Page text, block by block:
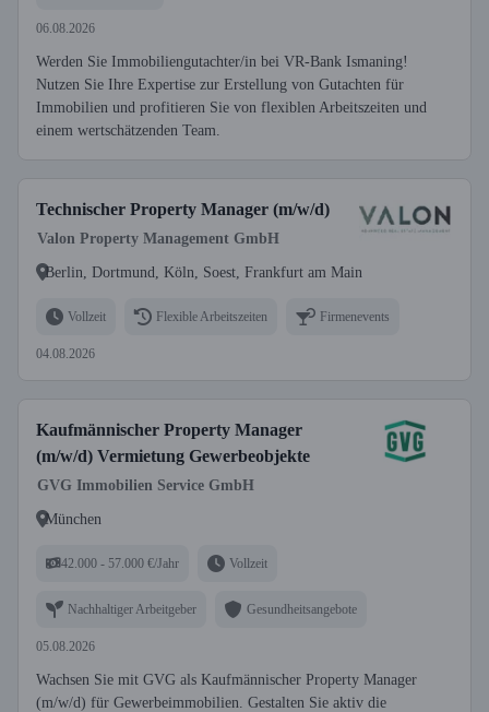
06.08.2026
Werden Sie Immobiliengutachter/in bei VR-Bank Ismaning!
Nutzen Sie Ihre Expertise zur Erstellung von Gutachten für
Immobilien und profitieren Sie von flexiblen Arbeitszeiten und
einem wertschätzenden Team.
Technischer Property Manager (m/w/d)
Valon Property Management GmbH
Berlin, Dortmund, Köln, Soest, Frankfurt am Main
Vollzeit Flexible Arbeitszeiten Firmenevents
04.08.2026
Kaufmännischer Property Manager
(m/w/d) Vermietung Gewerbeobjekte
GVG Immobilien Service GmbH
München
42.000 - 57.000 €/Jahr Vollzeit
Nachhaltiger Arbeitgeber Gesundheitsangebote
05.08.2026
Wachsen Sie mit GVG als Kaufmännischer Property Manager
(m/w/d) für Gewerbeimmobilien. Gestalten Sie aktiv die